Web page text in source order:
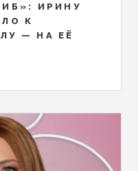
ИРИНУ
К
— НА ЕЁ